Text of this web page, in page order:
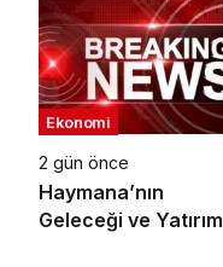
Yetenekleri Arıyor
Ekonomi
2 gün önce
Haymana’nın
Geleceği ve Yatırım